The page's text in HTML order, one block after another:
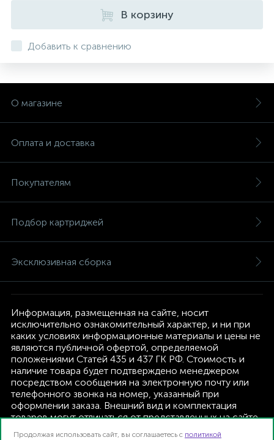
В корзину
Добавить к сравнению
О магазине
Оплата и доставка
Покупателям
Подбор картриджей
Эксклюзивная сборка
Информация, размещенная на сайте, носит
исключительно ознакомительный характер, и ни при
каких условиях информационные материалы и цены не
являются публичной офертой, определяемой
положениями Статей 435 и 437 ГК РФ. Стоимость и
наличие товара будет подтверждено менеджером
посредством сообщения на электронную почту или
телефонного звонка на номер, указанный при
оформлении заказа. Внешний вид и комплектация
товаров могут отличаться от представленных на сайте.
Продолжая использовать сайт, вы соглашаетесь с политикой